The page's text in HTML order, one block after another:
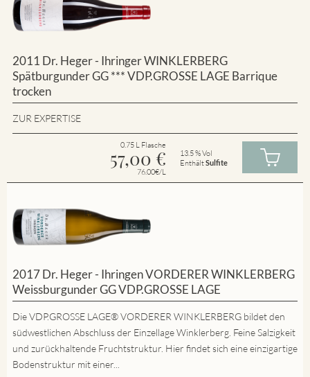
2011 Dr. Heger - Ihringer WINKLERBERG
Spätburgunder GG *** VDP.GROSSE LAGE Barrique
trocken
ZUR EXPERTISE
0.75 L Flasche
57,00 €
76.00€/L
13.5 % Vol
EnthältSulfite
2017 Dr. Heger - Ihringen VORDERER WINKLERBERG
Weissburgunder GG VDP.GROSSE LAGE
Die VDP.GROSSE LAGE® VORDERER WINKLERBERG bildet den
südwestlichen Abschluss der Einzellage Winklerberg. Feine Salzigkeit
und zurückhaltende Fruchtstruktur. Hier findet sich eine einzigartige
Bodenstruktur mit einer...